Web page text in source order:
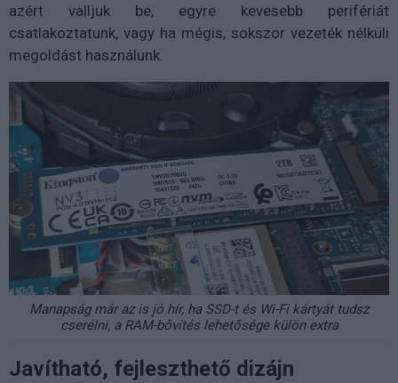
azért valljuk be, egyre kevesebb perifériát
csatlakoztatunk, vagy ha mégis, sokszor vezeték nélküli
megoldást használunk.
Manapság már az is jó hír, ha SSD-t és Wi-Fi kártyát tudsz
cserélni, a RAM-bővítés lehetősége külön extra
Javítható, fejleszthető dizájn